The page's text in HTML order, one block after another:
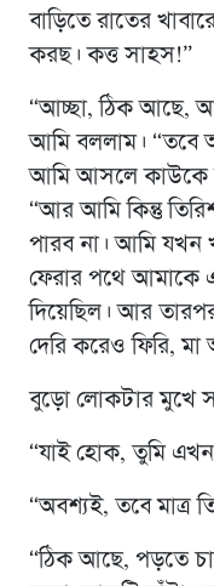
বাড়িতে রাতের
করছ। কত্ত সাহস!”
“আচ্ছা, ঠিক আছে,
আমি বললাম। “তবে
আমি আসলে কাউকে
“আর আমি কিন্তু
পারব না। আমি যখন
ফেরার পথে আমাকে
দিয়েছিল। আর
দেরি করেও ফিরি,
বুড়ো লোকটার মুখে
“যাই হোক, তুমি
“অবশ্যই, তবে মাত্র
“ঠিক আছে, পড়তে